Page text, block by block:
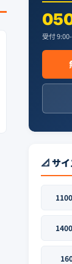
受付
📐 サ